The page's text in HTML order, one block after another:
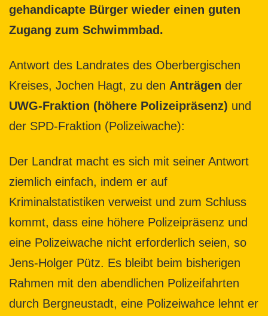
gehandicapte Bürger wieder einen guten
Zugang zum Schwimmbad.
Antwort des Landrates des Oberbergischen
Kreises, Jochen Hagt, zu den Anträgen der
UWG-Fraktion (höhere Polizeipräsenz) und
der SPD-Fraktion (Polizeiwache):
Der Landrat macht es sich mit seiner Antwort
ziemlich einfach, indem er auf
Kriminalstatistiken verweist und zum Schluss
kommt, dass eine höhere Polizeipräsenz und
eine Polizeiwache nicht erforderlich seien, so
Jens-Holger Pütz. Es bleibt beim bisherigen
Rahmen mit den abendlichen Polizeifahrten
durch Bergneustadt, eine Polizeiwahce lehnt er